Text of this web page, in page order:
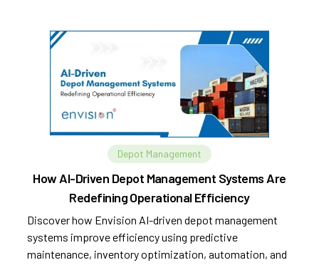
Depot Management
How AI-Driven Depot Management Systems Are
Redefining Operational Efficiency
Discover how Envision AI-driven depot management
systems improve efficiency using predictive
maintenance, inventory optimization, automation, and